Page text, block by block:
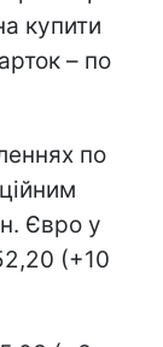
купити
– по
по
Євро у
(+10